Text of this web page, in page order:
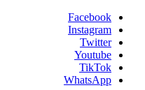
Skip
content
Facebook
Instagram
Twitter
Youtube
TikTok
WhatsApp